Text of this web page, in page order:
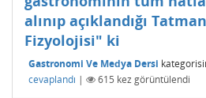
alınıp açıklandığı
Fizyolojisi" ki
Gastronomi Ve Medya Dersi
cevaplandı | 615 kez görüntülendi